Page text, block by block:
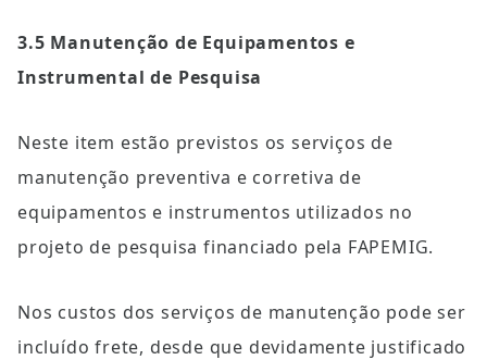
3.5 Manutenção de Equipamentos e
Instrumental de Pesquisa
Neste item estão previstos os serviços de
manutenção preventiva e corretiva de
equipamentos e instrumentos utilizados no
projeto de pesquisa financiado pela FAPEMIG.
Nos custos dos serviços de manutenção pode ser
incluído frete, desde que devidamente justificado